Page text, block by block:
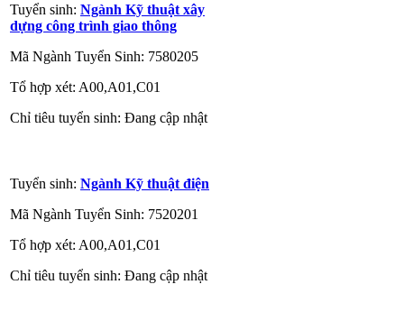
Tuyển sinh: Ngành Kỹ thuật xây
dựng công trình giao thông
Mã Ngành Tuyển Sinh: 7580205
Tổ hợp xét: A00,A01,C01
Chỉ tiêu tuyển sinh: Đang cập nhật
Tuyển sinh: Ngành Kỹ thuật điện
Mã Ngành Tuyển Sinh: 7520201
Tổ hợp xét: A00,A01,C01
Chỉ tiêu tuyển sinh: Đang cập nhật